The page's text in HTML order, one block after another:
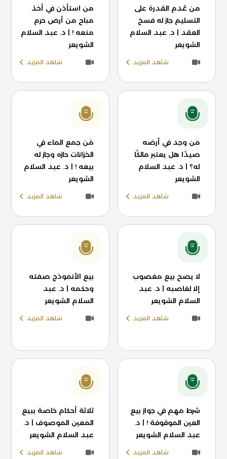
من عُدم القدرة على
التسليم جاز له فسخ
العقد | د. عبد السلام
الشويعر
شاهد المزيد
من استأذن في أخذ
مباح من أرض حرم
منعه ! | د. عبد السلام
الشويعر
شاهد المزيد
من وجد في أرضه
صيدًا هل يعتبر مالكًا
له؟ | د. عبد السلام
الشويعر
شاهد المزيد
مَن جمع الماء في
الخزانات حازه وجاز له
بيعه ! | د. عبد السلام
الشويعر
شاهد المزيد
لا يصح بيع مغصوب
إلا لغاصبه | د. عبد
السلام الشويعر
شاهد المزيد
بيع الأنموذج صفته
وحكمه | د. عبد
السلام الشويعر
شاهد المزيد
شرط مهم في جواز بيع
العين الموقوفة ! | د.
عبد السلام الشويعر
شاهد المزيد
ثلاثة أحكام خاصة ببيع
المعين الموصوف | د.
عبد السلام الشويعر
شاهد المزيد